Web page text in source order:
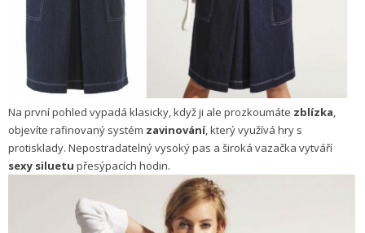
Na první pohled vypadá klasicky, když ji ale prozkoumáte zblízka
objevíte rafinovaný systém zavinování, který využívá hry s
protisklady. Nepostradatelný vysoký pas a široká vazačka vytváří
sexy siluetu přesýpacích hodin.